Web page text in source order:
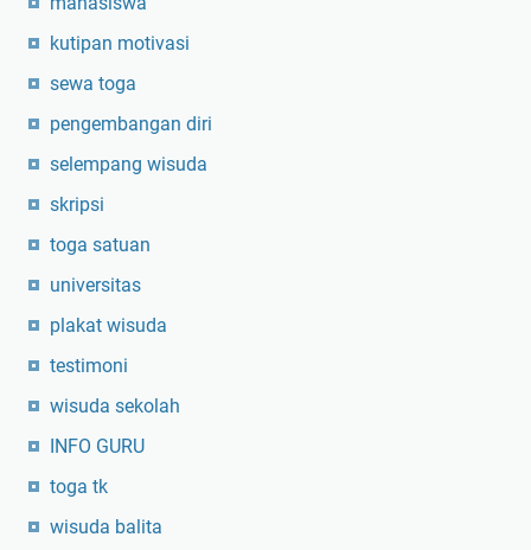
kutipan motivasi
sewa toga
pengembangan diri
selempang wisuda
skripsi
toga satuan
universitas
plakat wisuda
testimoni
wisuda sekolah
INFO GURU
toga tk
wisuda balita